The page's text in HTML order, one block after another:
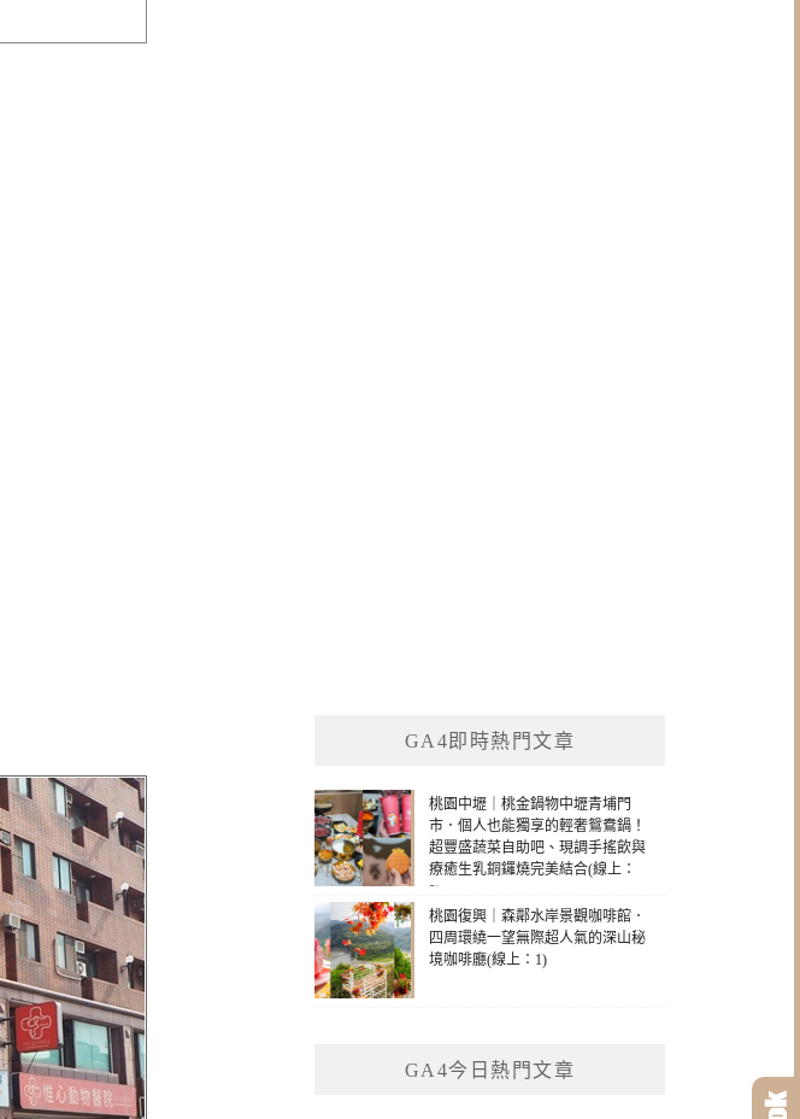
GA4即時熱門文章
桃園中壢｜桃金鍋物中壢青埔門
市．個人也能獨享的輕奢鴛鴦鍋！
超豐盛蔬菜自助吧、現調手搖飲與
療癒生乳銅鑼燒完美結合(線上：
2)
桃園復興｜森鄰水岸景觀咖啡館．
四周環繞一望無際超人氣的深山秘
境咖啡廳(線上：1)
GA4今日熱門文章